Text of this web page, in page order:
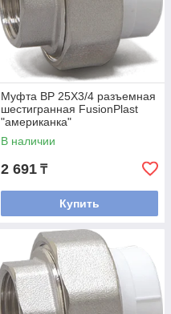
Муфта ВР 25Х3/4 разъемная
шестигранная FusionPlast
"американка"
В наличии
2 691 ₸
Купить